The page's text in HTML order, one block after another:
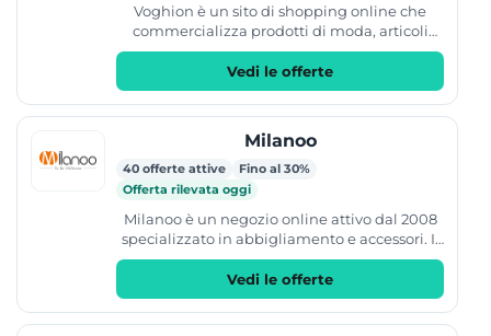
Voghion è un sito di shopping online che
commercializza prodotti di moda, articoli
sportivi e prodotti per la casa. Il catalogo
include...
Vedi le offerte
Milanoo
40 offerte attive
Fino al 30%
Offerta rilevata oggi
Milanoo è un negozio online attivo dal 2008
specializzato in abbigliamento e accessori. Il
catalogo include diverse categorie di prodotti
come...
Vedi le offerte